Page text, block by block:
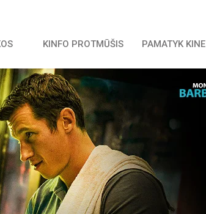
KINFO PROTMŪŠIS PAMATYK KINE